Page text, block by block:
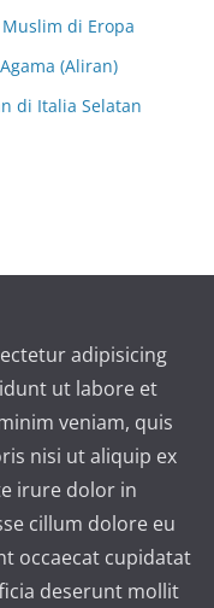
di Eropa
(Aliran)
di Italia Selatan
adipisicing
ut labore et
veniam, quis
nisi ut aliquip ex
irure dolor in
cillum dolore eu
occaecat cupidatat
deserunt mollit